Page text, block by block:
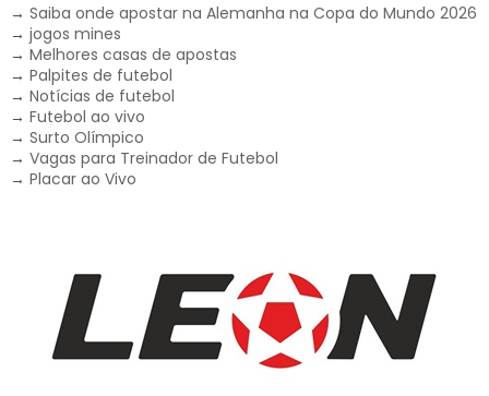
→ Saiba onde apostar na Alemanha na Copa do Mundo 2026
→ jogos mines
→ Melhores casas de apostas
→ Palpites de futebol
→ Notícias de futebol
→ Futebol ao vivo
→ Surto Olímpico
→ Vagas para Treinador de Futebol
→ Placar ao Vivo